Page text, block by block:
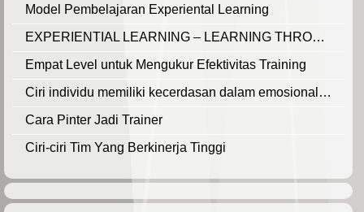
Model Pembelajaran Experiental Learning
EXPERIENTIAL LEARNING – LEARNING THROUGH EXPERIENCE
Empat Level untuk Mengukur Efektivitas Training
Ciri individu memiliki kecerdasan dalam emosional yang baik
Cara Pinter Jadi Trainer
Ciri-ciri Tim Yang Berkinerja Tinggi